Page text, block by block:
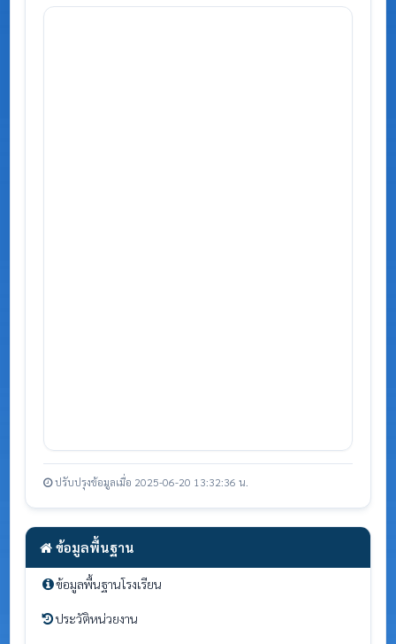
ข้อมูลพื้นฐาน
ข้อมูลพื้นฐานโรงเรียน
ประวัติหน่วยงาน
ปรับปรุงข้อมูลเมื่อ 2025-06-20 13:32:36 น.